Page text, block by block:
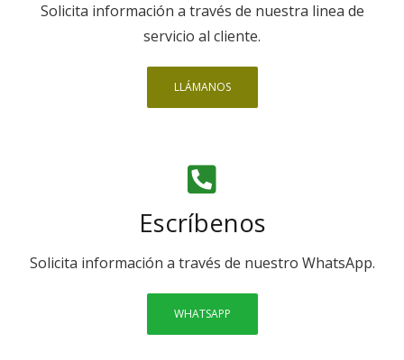
Solicita información a través de nuestra linea de
servicio al cliente.
LLÁMANOS
Escríbenos
Solicita información a través de nuestro WhatsApp.
WHATSAPP